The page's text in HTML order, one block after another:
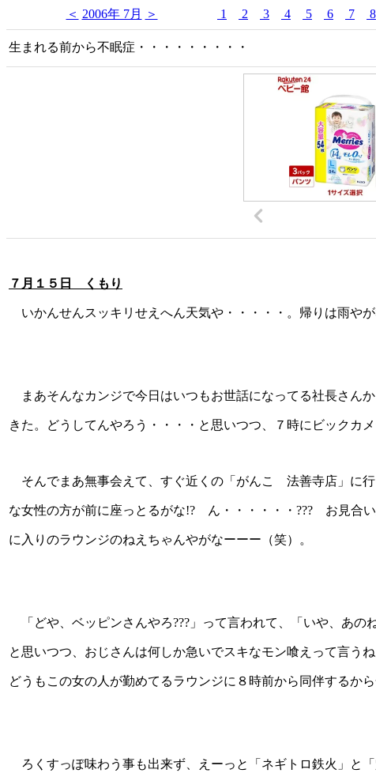
＜ 2006年 7月 ＞ 1 2 3 4 5 6 7 8
生まれる前から不眠症・・・・・・・・・
７月１５日 くもり
いかんせんスッキリせえへん天気や・・・・・。帰りは雨やが
まあそんなカンジで今日はいつもお世話になってる社長さん
きた。どうしてんやろう・・・・と思いつつ、７時にビックカ
そんでまあ無事会えて、すぐ近くの「がんこ 法善寺店」に
な女性の方が前に座っとるがな!? ん・・・・・・??? お見合
に入りのラウンジのねえちゃんやがなーーー（笑）。
「どや、ベッピンさんやろ???」って言われて、「いや、あ
と思いつつ、おじさんは何しか急いでスキなモン喰えって言う
どうもこの女の人が勤めてるラウンジに８時前から同伴するか
ろくすっぽ味わう事も出来ず、えーっと「ネギトロ鉄火」と